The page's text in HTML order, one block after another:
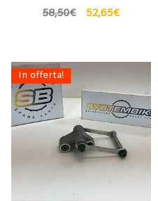
58,50€ 52,65€
In offerta!